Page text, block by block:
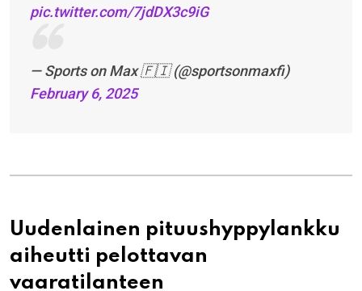
pic.twitter.com/7jdDX3c9iG
— Sports on Max 🇫🇮 (@sportsonmaxfi)
February 6, 2025
Uudenlainen pituushyppylankku
aiheutti pelottavan
vaaratilanteen